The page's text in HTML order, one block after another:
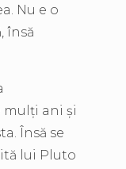
Nu e o
însă
mulți ani și
Însă se
lui Pluto